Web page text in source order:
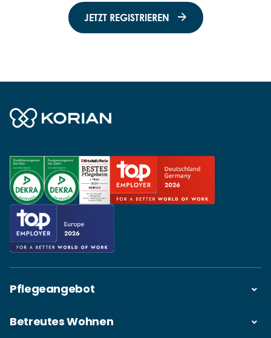
JETZT REGISTRIEREN
Pflegeangebot
Betreutes Wohnen